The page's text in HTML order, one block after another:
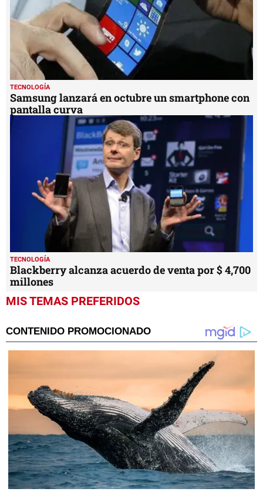
TECNOLOGÍA
Samsung lanzará en octubre un smartphone con
pantalla curva
TECNOLOGÍA
Blackberry alcanza acuerdo de venta por $ 4,700
millones
MIS TEMAS PREFERIDOS